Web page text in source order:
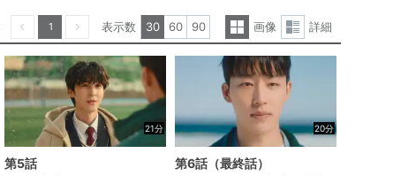
1 表示数 30 60
90
覧
示
画像
示
詳細
21分
第5話
20分
第6話（最終話）